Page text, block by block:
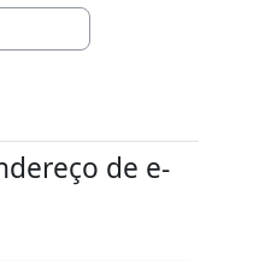
de e-mail
de e-